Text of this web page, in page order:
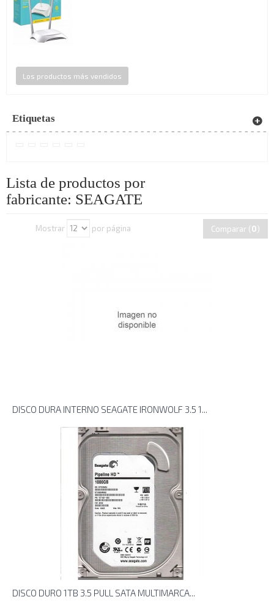
Los productos más vendidos
Etiquetas
Lista de productos por
fabricante: SEAGATE
Mostrar por página Comparar (0)
DISCO DURA INTERNO SEAGATE IRONWOLF 3.5 1...
DISCO DURO 1TB 3.5 PULL SATA MULTIMARCA...